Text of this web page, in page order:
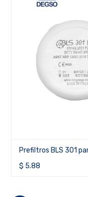
Prefiltros BLS 301
$ 5.88